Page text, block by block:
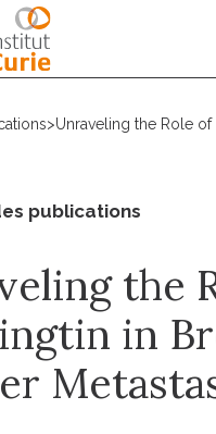
>Unraveling the Role of
publications
the
in